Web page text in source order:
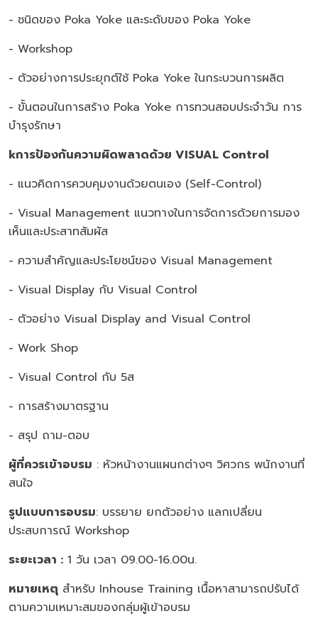
- ชนิดของ Poka Yoke และระดับของ Poka Yoke
- Workshop
- ตัวอย่างการประยุกต์ใช้ Poka Yoke ในกระบวนการผลิต
- ขั้นตอนในการสร้าง Poka Yoke การทวนสอบประจำวัน การ
บำรุงรักษา
kการป้องกันความผิดพลาดด้วย VISUAL Control
- แนวคิดการควบคุมงานด้วยตนเอง (Self-Control)
- Visual Management แนวทางในการจัดการด้วยการมอง
เห็นและประสาทสัมผัส
- ความสำคัญและประโยชน์ของ Visual Management
- Visual Display กับ Visual Control
- ตัวอย่าง Visual Display and Visual Control
- Work Shop
- Visual Control กับ 5ส
- การสร้างมาตรฐาน
- สรุป ถาม-ตอบ
ผู้ที่ควรเข้าอบรม : หัวหน้างานแผนกต่างๆ วิศวกร พนักงานที่
สนใจ
รูปแบบการอบรม: บรรยาย ยกตัวอย่าง แลกเปลี่ยน
ประสบการณ์ Workshop
ระยะเวลา : 1 วัน เวลา 09.00-16.00น.
หมายเหตุ สำหรับ Inhouse Training เนื้อหาสามารถปรับได้
ตามความเหมาะสมของกลุ่มผู้เข้าอบรม